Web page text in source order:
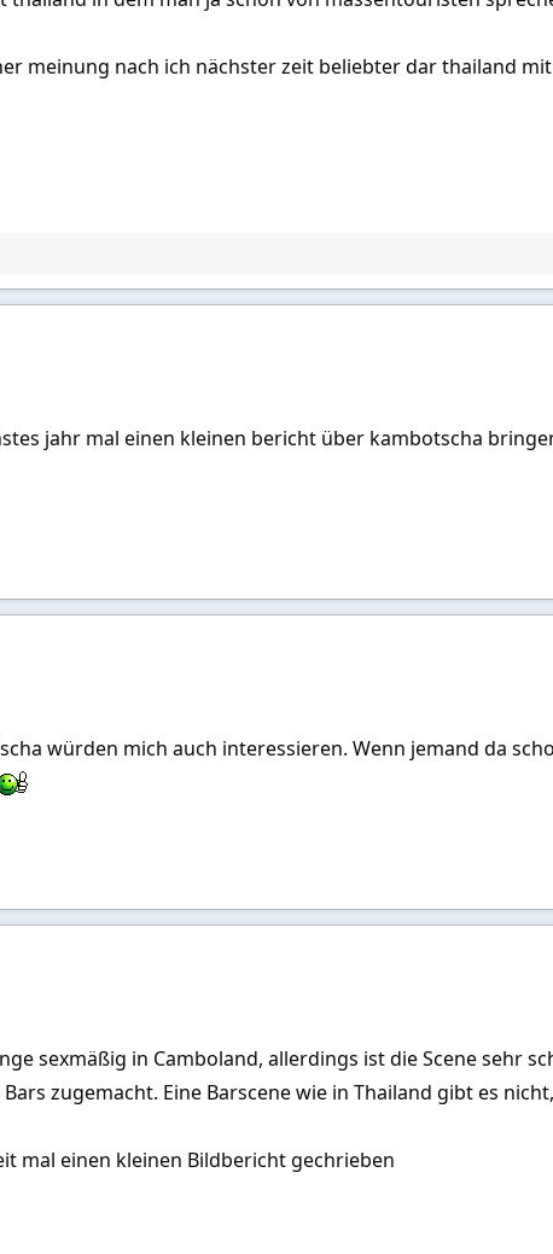
meinung nach ich nächster zeit beliebter dar thailand
jahr mal einen kleinen bericht über kambotscha
würden mich auch interessieren. Wenn jemand da
sexmäßig in Camboland, allerdings ist die Scene sehr
zugemacht. Eine Barscene wie in Thailand gibt es
mal einen kleinen Bildbericht gechrieben